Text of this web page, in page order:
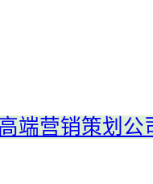
端营销策划公